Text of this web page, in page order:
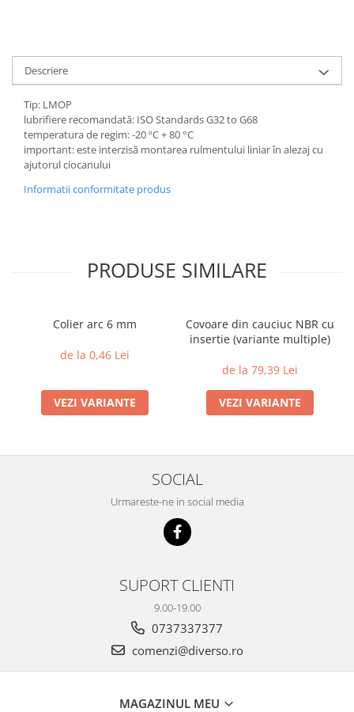
Descriere
Tip: LMOP
lubrifiere recomandată: ISO Standards G32 to G68
temperatura de regim: -20 ºC + 80 °C
important: este interzisă montarea rulmentului liniar în alezaj cu
ajutorul ciocanului
Informatii conformitate produs
PRODUSE SIMILARE
Colier arc 6 mm
de la 0,46 Lei
VEZI VARIANTE
Covoare din cauciuc NBR cu
insertie (variante multiple)
de la 79,39 Lei
VEZI VARIANTE
SOCIAL
Urmareste-ne in social media
SUPORT CLIENTI
9.00-19.00
0737337377
comenzi@diverso.ro
MAGAZINUL MEU